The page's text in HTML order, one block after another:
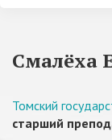
Смалёха
Томский
старший